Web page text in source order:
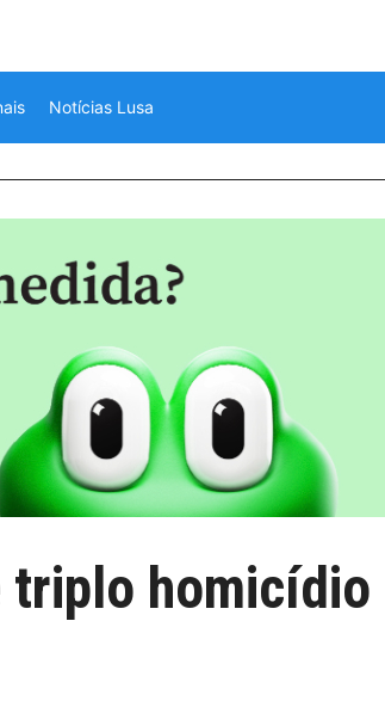
Notícias Lusa
triplo homicídio